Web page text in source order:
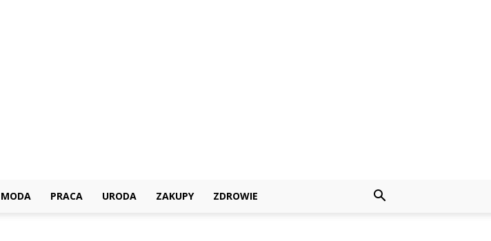
MODA PRACA URODA ZAKUPY ZDROWIE